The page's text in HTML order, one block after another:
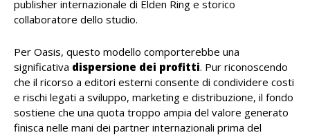
publisher internazionale di Elden Ring e storico
collaboratore dello studio.
Per Oasis, questo modello comporterebbe una
significativa dispersione dei profitti. Pur riconoscendo
che il ricorso a editori esterni consente di condividere costi
e rischi legati a sviluppo, marketing e distribuzione, il fondo
sostiene che una quota troppo ampia del valore generato
finisca nelle mani dei partner internazionali prima del